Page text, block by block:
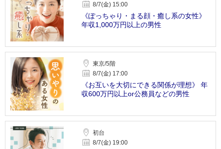
8/7(金) 15:00
《ぽっちゃり・まる顔・癒し系の女性》
年収1,000万円以上の男性
東京/5階
8/7(金) 17:00
《お互いを大切にできる関係が理想》 年
収600万円以上or公務員などの男性
初台
8/7(金) 19:00